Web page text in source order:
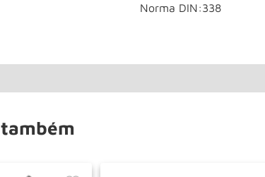
Norma DIN:338